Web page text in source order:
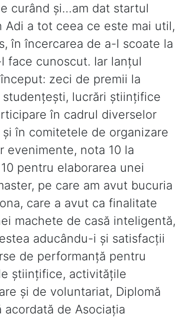
curând şi…am dat startul
Adi a tot ceea ce este mai util,
în încercarea de a-l scoate la
face cunoscut. Iar lanţul
zeci de premii la
studenţeşti, lucrări ştiinţifice
în cadrul diverselor
în comitetele de organizare
evenimente, nota 10 la
pentru elaborarea unei
pe care am avut bucuria
care a avut ca finalitate
machete de casă inteligentă,
aducându-i şi satisfacţii
de performanţă pentru
ştiinţifice, activităţile
şi de voluntariat, Diplomă
acordată de Asociaţia